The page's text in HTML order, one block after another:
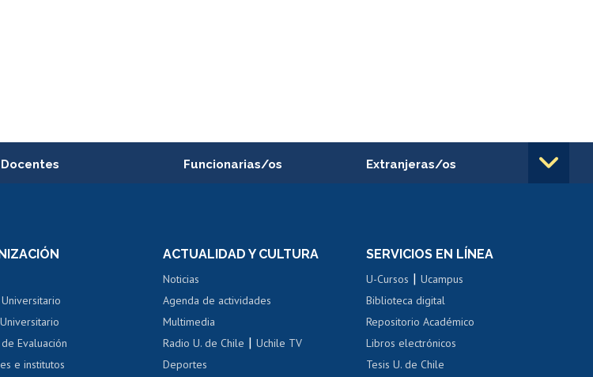
Docentes
Perfeccionamiento
Evaluación docente
Calificación académica
Postulación al AUCAI
Funcionarias/os
Portal de movilidad interna
Certificado de renta
Certificado de renta
Extranjeras/os
Cursos de español
Evaluación
e institutos
ACTUALIDAD Y CULTURA
Noticias
Agenda de actividades
Multimedia
Radio U. de Chile |Uchile TV
Deportes
SERVICIOS EN LÍNEA
U-Cursos |Ucampus
Biblioteca digital
Repositorio Académico
Libros electrónicos
Tesis U. de Chile